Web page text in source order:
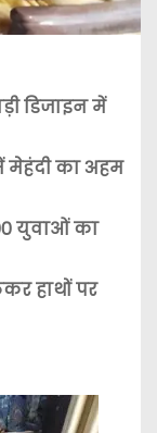
डिजाइन में
मेहंदी का अहम
युवाओं का
हाथों पर